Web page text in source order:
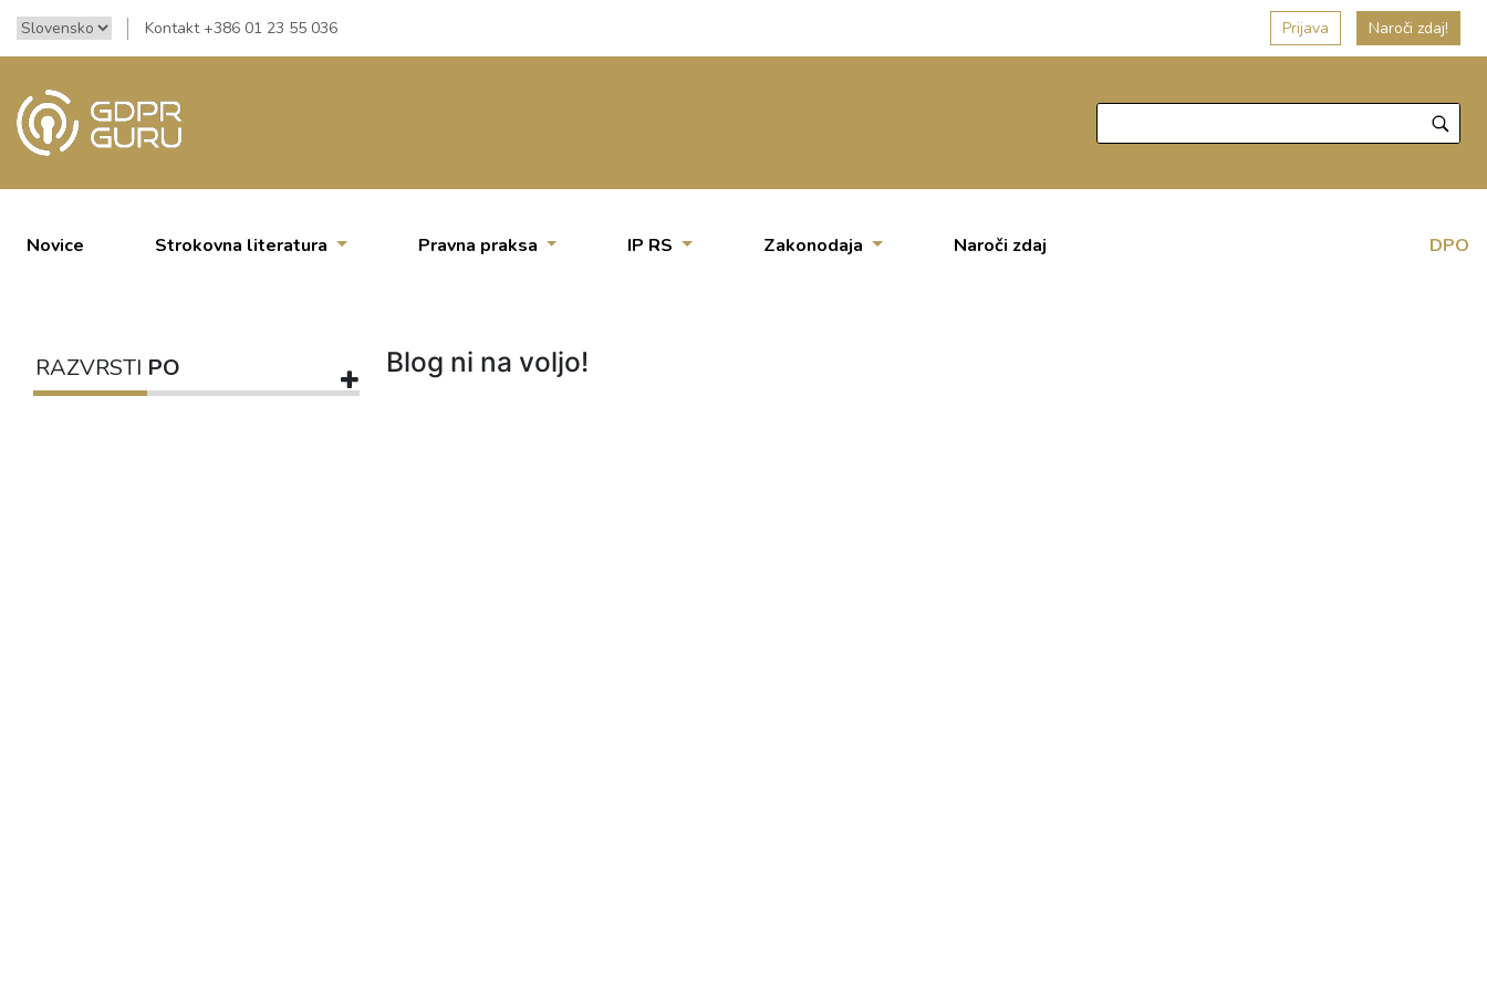
Kontakt +386 01 23 55 036 Prijava Naroči zdaj!
Novice Strokovna literatura Pravna praksa IP RS Zakonodaja Naroči zdaj DPO
RAZVRSTI PO Blog ni na voljo!